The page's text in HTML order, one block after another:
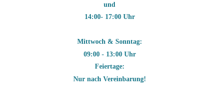
und
14:00- 17:00 Uhr
Mittwoch & Sonntag:
09:00 - 13:00 Uhr
Feiertage:
Nur nach Vereinbarung!